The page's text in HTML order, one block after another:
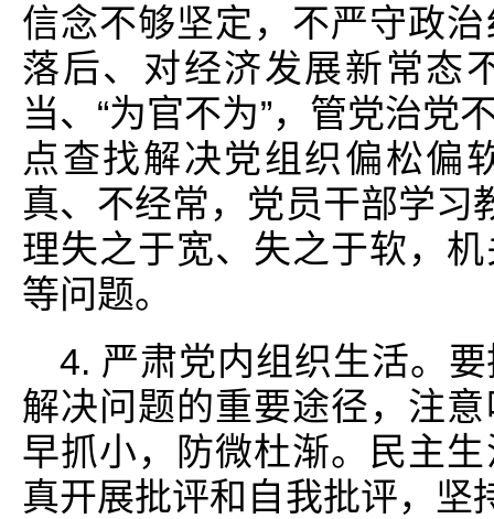
信念不够坚定，不严守政
落后、对经济发展新常态
当、“为官不为”，管党治党
点查找解决党组织偏松偏
真、不经常，党员干部学习
理失之于宽、失之于软，
等问题。
4. 严肃党内组织生活。
解决问题的重要途径，注
早抓小，防微杜渐。民主
真开展批评和自我批评，